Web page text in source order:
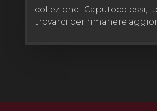
collezione Caputocolossi,
trovarci per rimanere